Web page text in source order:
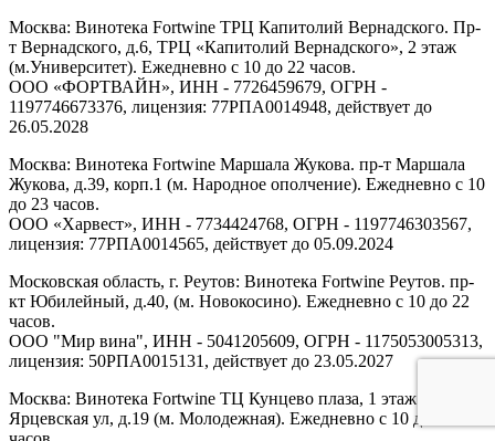
Москва: Винотека Fortwine ТРЦ Капитолий Вернадского. Пр-
т Вернадского, д.6, ТРЦ «Капитолий Вернадского», 2 этаж
(м.Университет). Ежедневно с 10 до 22 часов.
ООО «ФОРТВАЙН», ИНН - 7726459679, ОГРН -
1197746673376, лицензия: 77РПА0014948, действует до
26.05.2028
Москва: Винотека Fortwine Маршала Жукова. пр-т Маршала
Жукова, д.39, корп.1 (м. Народное ополчение). Ежедневно с 10
до 23 часов.
ООО «Харвест», ИНН - 7734424768, ОГРН - 1197746303567,
лицензия: 77РПА0014565, действует до 05.09.2024
Московская область, г. Реутов: Винотека Fortwine Реутов. пр-
кт Юбилейный, д.40, (м. Новокосино). Ежедневно с 10 до 22
часов.
ООО "Мир вина", ИНН - 5041205609, ОГРН - 1175053005313,
лицензия: 50РПА0015131, действует до 23.05.2027
Москва: Винотека Fortwine ТЦ Кунцево плаза, 1 этаж.
Ярцевская ул, д.19 (м. Молодежная). Ежедневно с 10 до 22